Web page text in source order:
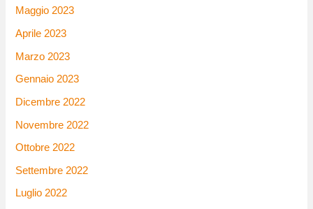
Maggio 2023
Aprile 2023
Marzo 2023
Gennaio 2023
Dicembre 2022
Novembre 2022
Ottobre 2022
Settembre 2022
Luglio 2022